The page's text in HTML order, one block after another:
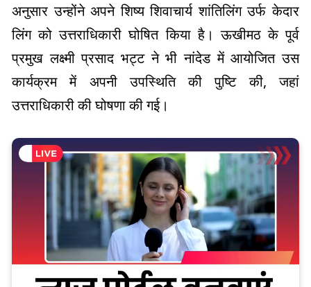
अनुसार उन्होंने अपने शिष्य शिवाचार्य शांतिलिंग उर्फ केदार
लिंग को उत्तराधिकारी घोषित किया है। ऊखीमठ के पूर्व
प्रमुख लक्ष्मी प्रसाद भट्ट ने भी नांदेड में आयोजित उस
कार्यक्रम में अपनी उपस्थिति की पुष्टि की, जहां
उत्तराधिकारी की घोषणा की गई।